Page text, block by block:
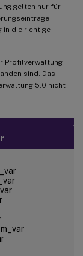
gelten nur für
in die richtige
Profilverwaltung
sind. Das
5.0 nicht